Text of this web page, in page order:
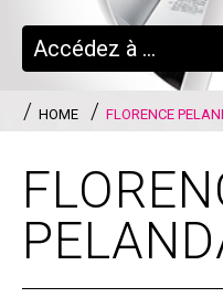
HOME FLORENCE